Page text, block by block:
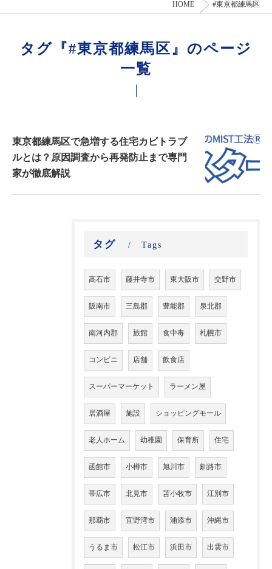
HOME #東京都練馬区
タグ『#東京都練馬区』のページ
一覧
東京都練馬区で急増する住宅カビトラブ
ルとは？原因調査から再発防止まで専門
家が徹底解説
タグ Tags
高石市 藤井寺市 東大阪市 交野市
阪南市 三島郡 豊能郡 泉北郡
南河内郡 旅館 食中毒 札幌市
コンビニ 店舗 飲食店
スーパーマーケット ラーメン屋
居酒屋 施設 ショッピングモール
老人ホーム 幼稚園 保育所 住宅
函館市 小樽市 旭川市 釧路市
帯広市 北見市 苫小牧市 江別市
那覇市 宜野湾市 浦添市 沖縄市
うるま市 松江市 浜田市 出雲市